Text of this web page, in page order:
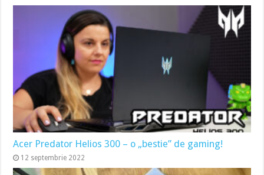
Acer Predator Helios 300 – o „bestie” de gaming!
12 septembrie 2022